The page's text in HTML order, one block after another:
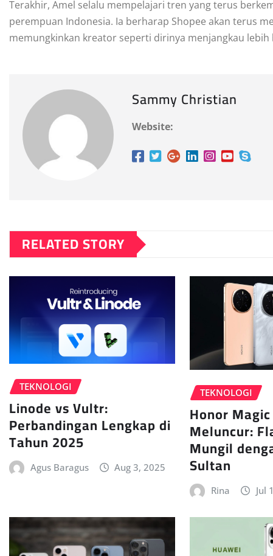
Terakhir, Amel selalu mempelajari tren yang terus
perempuan Indonesia. Ia berharap Shopee akan terus
memungkinkan kreator seperti dirinya menjangkau lebih
Sammy Christian
Website:
RELATED STORY
TEKNOLOGI
Linode vs Vultr:
Perbandingan Lengkap di
Tahun 2025
Agus Baragus Aug 3, 2025
TEKNOLOGI
Honor
Meluncur:
Mungil
Sultan
Rina Jul